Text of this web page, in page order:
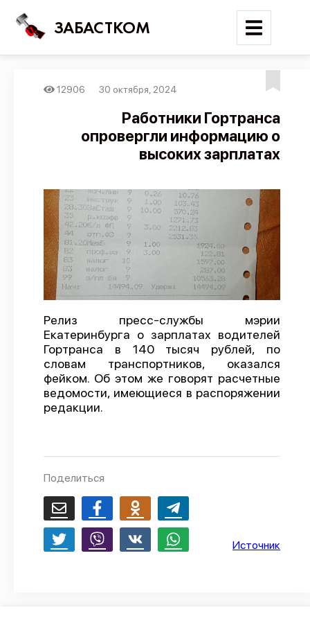
ЗАБАСТКОМ
Поиск
Карта событий
Трудовые конфликты
Отчеты
Предложить публикацию
Справочник
О проекте
Политика конфиденциальности
12906 30 октября, 2024
Работники Гортранса
опровергли информацию о
высоких зарплатах
Релиз пресс-службы мэрии
Екатеринбурга о зарплатах водителей
Гортранса в 140 тысяч рублей, по
словам транспортников, оказался
фейком. Об этом же говорят расчетные
ведомости, имеющиеся в распоряжении
редакции.
Поделиться
Источник